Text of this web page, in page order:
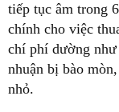
tiếp tục âm trong
chính cho việc
chí phí dường
nhuận bị bào
nhỏ.